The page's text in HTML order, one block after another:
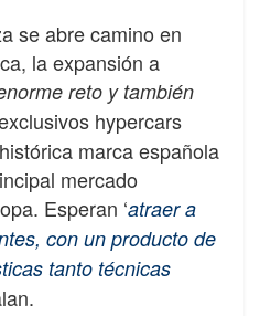
se abre camino en
la expansión a
reto y también
hypercars
marca española
mercado
Esperan ‘atraer a
con un producto de
tanto técnicas